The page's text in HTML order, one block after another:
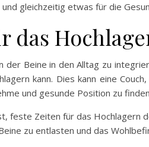
gleichzeitig etwas für die
das
der Beine in den Alltag zu
kann. Dies kann eine
und gesunde Position zu
feste Zeiten für das Hochlagern
zu entlasten und das